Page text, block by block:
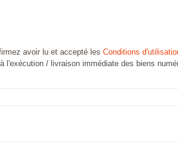
avoir lu et accepté les Conditions
l'exécution / livraison immédiate des biens